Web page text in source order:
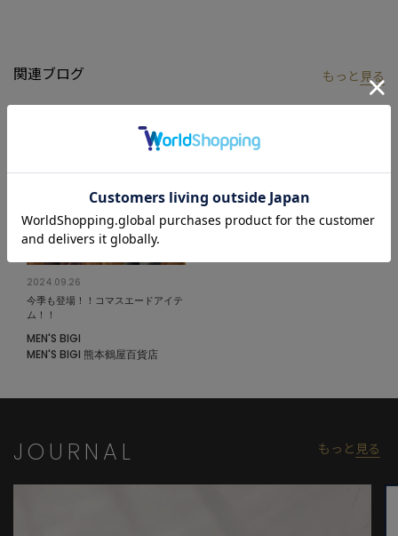
関連ブログ もっと 見る
2024.09.26
今季も登場！！コマスエードアイテ
ム！！
MEN'S BIGI
MEN'S BIGI 熊本鶴屋百貨店
JOURNAL もっと 見る